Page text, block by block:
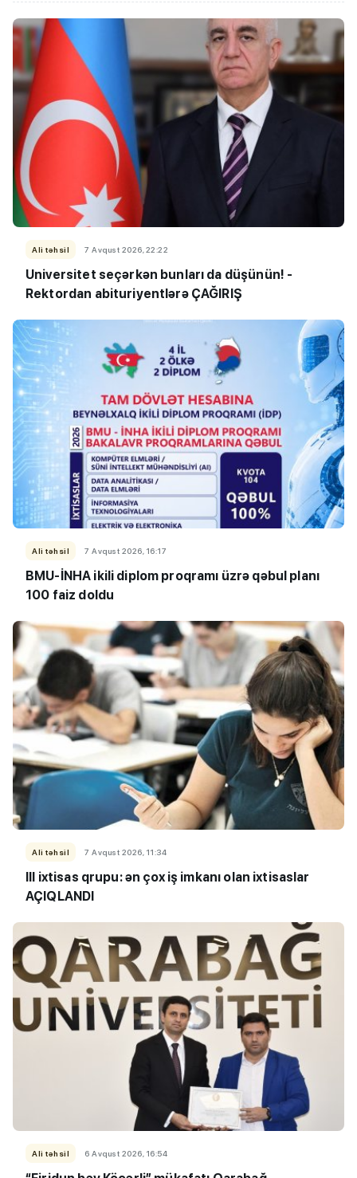
Ali təhsil 7 Avqust 2026, 22:22
Universitet seçərkən bunları da düşünün! -
Rektordan abituriyentlərə ÇAĞIRIŞ
Ali təhsil 7 Avqust 2026, 16:17
BMU-İNHA ikili diplom proqramı üzrə qəbul planı
100 faiz doldu
Ali təhsil 7 Avqust 2026, 11:34
III ixtisas qrupu: ən çox iş imkanı olan ixtisaslar
AÇIQLANDI
Ali təhsil 6 Avqust 2026, 16:54